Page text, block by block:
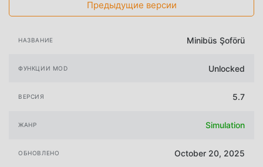
Предыдущие версии
НАЗВАНИЕ Minibüs Şoförü
ФУНКЦИИ MOD Unlocked
ВЕРСИЯ 5.7
ЖАНР Simulation
ОБНОВЛЕНО October 20, 2025